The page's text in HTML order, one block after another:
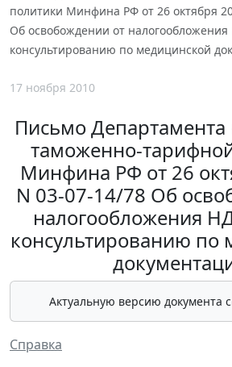
политики Минфина РФ от 26 октября
Об освобождении от налогообложения
консультированию по медицинской
17 ноября 2010
Письмо Департамента
таможенно-
Минфина РФ от 26
N 03-07-14/78 Об
налогообложения
консультированию по
Актуальную версию документа
Справка